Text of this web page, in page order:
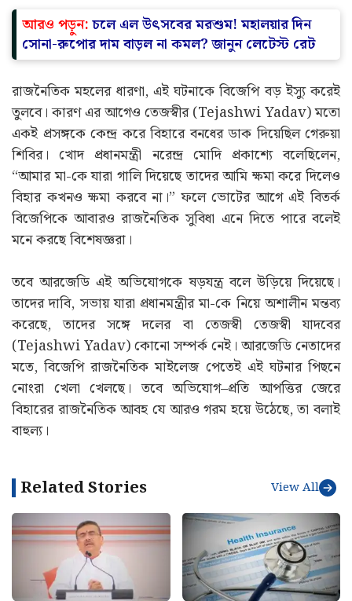
আরও পড়ুন:চলে এল উৎসবের মরশুম! মহালয়ার দিন
সোনা-রুপোর দাম বাড়ল না কমল? জানুন লেটেস্ট রেট
রাজনৈতিক মহলের ধারণা, এই ঘটনাকে বিজেপি বড় ইস্যু করেই
তুলবে। কারণ এর আগেও তেজস্বীর (Tejashwi Yadav) মতো
একই প্রসঙ্গকে কেন্দ্র করে বিহারে বনধের ডাক দিয়েছিল গেরুয়া
শিবির। খোদ প্রধানমন্ত্রী নরেন্দ্র মোদি প্রকাশ্যে বলেছিলেন,
“আমার মা-কে যারা গালি দিয়েছে তাদের আমি ক্ষমা করে দিলেও
বিহার কখনও ক্ষমা করবে না।” ফলে ভোটের আগে এই বিতর্ক
বিজেপিকে আবারও রাজনৈতিক সুবিধা এনে দিতে পারে বলেই
মনে করছে বিশেষজ্ঞরা।
তবে আরজেডি এই অভিযোগকে ষড়যন্ত্র বলে উড়িয়ে দিয়েছে।
তাদের দাবি, সভায় যারা প্রধানমন্ত্রীর মা-কে নিয়ে অশালীন মন্তব্য
করেছে, তাদের সঙ্গে দলের বা তেজস্বী তেজস্বী যাদবের
(Tejashwi Yadav) কোনো সম্পর্ক নেই। আরজেডি নেতাদের
মতে, বিজেপি রাজনৈতিক মাইলেজ পেতেই এই ঘটনার পিছনে
নোংরা খেলা খেলছে। তবে অভিযোগ–প্রতি আপত্তির জেরে
বিহারের রাজনৈতিক আবহ যে আরও গরম হয়ে উঠেছে, তা বলাই
বাহুল্য।
Related Stories View All